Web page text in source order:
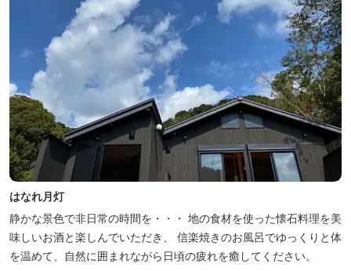
はなれ月灯
静かな景色で非日常の時間を・・・ 地の食材を使った懐石料理を美
味しいお酒と楽しんでいただき、 信楽焼きのお風呂でゆっくりと体
を温めて、自然に囲まれながら日頃の疲れを癒してください。